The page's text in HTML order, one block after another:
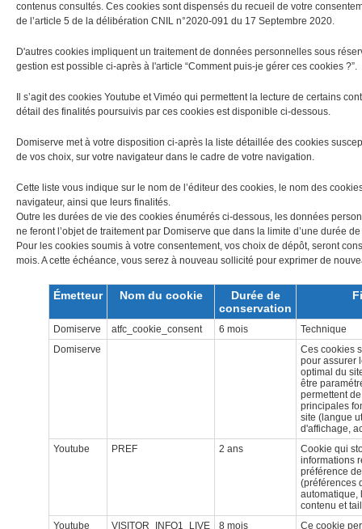
contenus consultés. Ces cookies sont dispensés du recueil de votre
de l’article 5 de la délibération CNIL n°2020-091 du 17 Septembre 2020.
D'autres cookies impliquent un traitement de données personnelles sous
gestion est possible ci-après à l'article “Comment puis-je gérer ces cookies ?”.
Il s’agit des cookies Youtube et Viméo qui permettent la lecture de certains
détail des finalités poursuivis par ces cookies est disponible ci-dessous.
Domiserve met à votre disposition ci-après la liste détaillée des cookies
de vos choix, sur votre navigateur dans le cadre de votre navigation.
Cette liste vous indique sur le nom de l’éditeur des cookies, le nom des
navigateur, ainsi que leurs finalités.
Outre les durées de vie des cookies énumérés ci-dessous, les données
ne feront l’objet de traitement par Domiserve que dans la limite d’une durée
Pour les cookies soumis à votre consentement, vos choix de dépôt, seront
mois. A cette échéance, vous serez à nouveau sollicité pour exprimer de
Émetteur Nom du cookie
Durée de
conservation
Domiserve atfc_cookie_consent 6 mois
Technique
Domiserve
Ces cookies
pour assurer
optimal du
être
permettent
principales
site (langue
d'affichage,
Youtube
PREF 2 ans
Cookie qui
informations
préférence
(préférences
automatique,
contenu et
Youtube
VISITOR_INFO1_LIVE 8 mois
Ce cookie